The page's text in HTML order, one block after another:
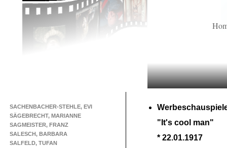
SACHENBACHER-STEHLE, EVI
SÄGEBRECHT, MARIANNE
SAGMEISTER, FRANZ
SALESCH, BARBARA
SALFELD, TUFAN
"It's cool man"
* 22.01.1917